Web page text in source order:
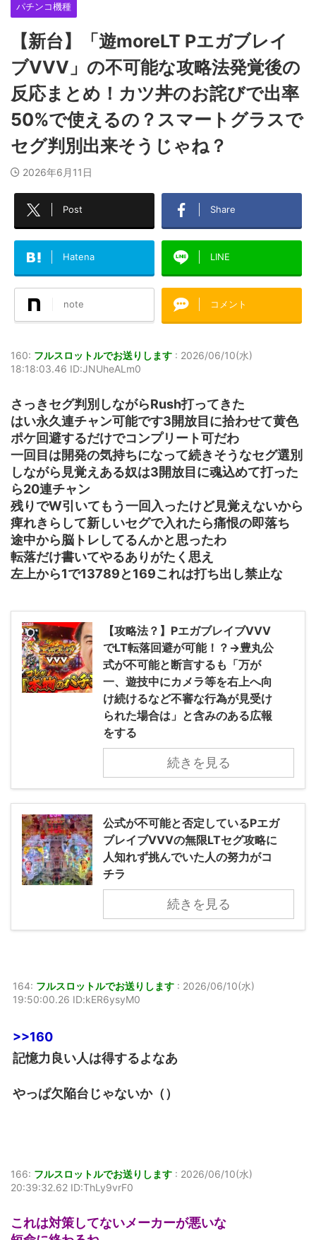
パチンコ機種
【新台】「遊moreLT Pエガブレイ
ブVVV」の不可能な攻略法発覚後の
反応まとめ！カツ丼のお詫びで出率
50%で使えるの？スマートグラスで
セグ判別出来そうじゃね？
2026年6月11日
Post Share
Hatena LINE
note コメント
160: フルスロットルでお送りします : 2026/06/10(水)
18:18:03.46 ID:JNUheALm0
さっきセグ判別しながらRush打ってきた
はい永久連チャン可能です3開放目に拾わせて黄色
ポケ回避するだけでコンプリート可だわ
一回目は開発の気持ちになって続きそうなセグ選別
しながら見覚えある奴は3開放目に魂込めて打った
ら20連チャン
残りでW引いてもう一回入ったけど見覚えないから
痺れきらして新しいセグで入れたら痛恨の即落ち
途中から脳トレしてるんかと思ったわ
転落だけ書いてやるありがたく思え
左上から1で13789と169これは打ち出し禁止な
【攻略法？】PエガブレイブVVV
でLT転落回避が可能！？→豊丸公
式が不可能と断言するも「万が
一、遊技中にカメラ等を右上へ向
け続けるなど不審な行為が見受け
られた場合は」と含みのある広報
をする
続きを見る
公式が不可能と否定しているPエガ
ブレイブVVVの無限LTセグ攻略に
人知れず挑んでいた人の努力がコ
チラ
続きを見る
164: フルスロットルでお送りします : 2026/06/10(水)
19:50:00.26 ID:kER6ysyM0
>>160
記憶力良い人は得するよなあ
やっぱ欠陥台じゃないか（）
166: フルスロットルでお送りします : 2026/06/10(水)
20:39:32.62 ID:ThLy9vrF0
これは対策してないメーカーが悪いな